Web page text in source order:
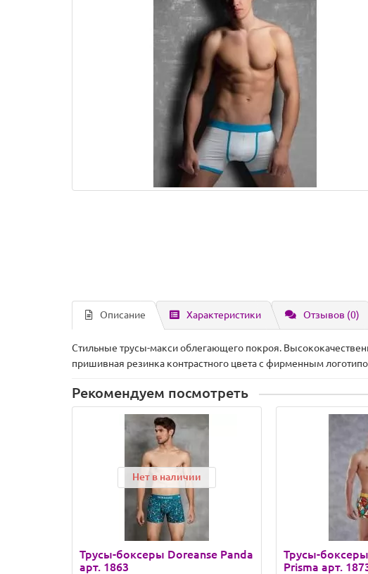
Описание Характеристики Отзывов (0)
Стильные трусы-макси облегающего покроя.
пришивная резинка контрастного цвета с фирменным
Рекомендуем посмотреть
Нет в наличии
Трусы-боксеры Doreanse Panda
арт. 1863
Трусы-
Prisma арт.